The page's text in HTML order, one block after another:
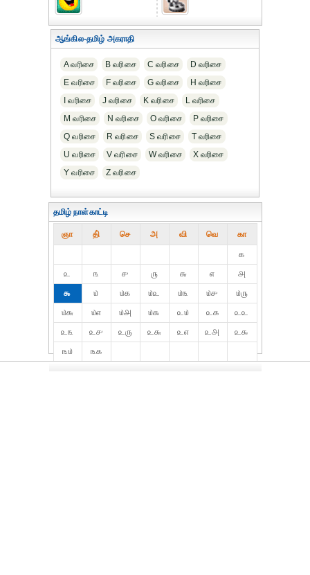
ஆங்கில-தமிழ் அகராதி
A வரிசை B வரிசை C வரிசை
D வரிசை
E வரிசை
F வரிசை G வரிசை
H வரிசை
I வரிசை
J வரிசை K வரிசை
L வரிசை
M வரிசை
N வரிசை O வரிசை
P வரிசை
Q வரிசை
R வரிசை S வரிசை
T வரிசை
U வரிசை
V வரிசை W வரிசை
X வரிசை
Y வரிசை
Z வரிசை
தமிழ் நாள்காட்டி
ஞா தி் செ அ வி வெ கா
௧
௨
௩ ௪ ௫ ௬ ௭
௮
௯
௰ ௰௧ ௰௨ ௰௩ ௰௪
௰௫
௰௬
௰௭ ௰௮ ௰௯ ௨௰ ௨௧
௨௨
௨௩
௨௪ ௨௫ ௨௬ ௨௭ ௨௮
௨௯
௩௰
௩௧